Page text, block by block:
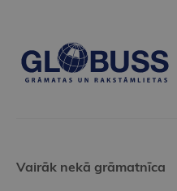
Vairāk nekā grāmatnīca